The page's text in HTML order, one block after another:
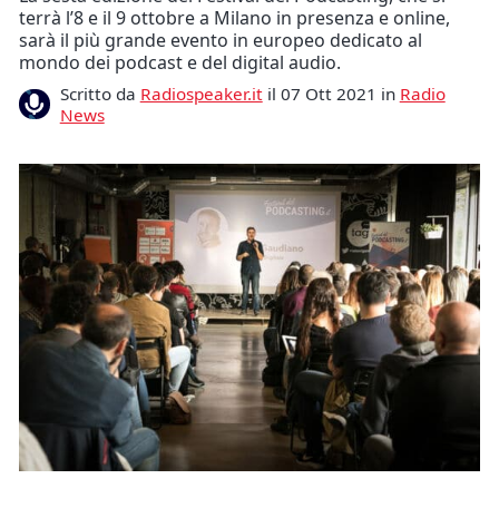
terrà l’8 e il 9 ottobre a Milano in presenza e online,
sarà il più grande evento in europeo dedicato al
mondo dei podcast e del digital audio.
Scritto da Radiospeaker.itil 07 Ott 2021 in Radio
News